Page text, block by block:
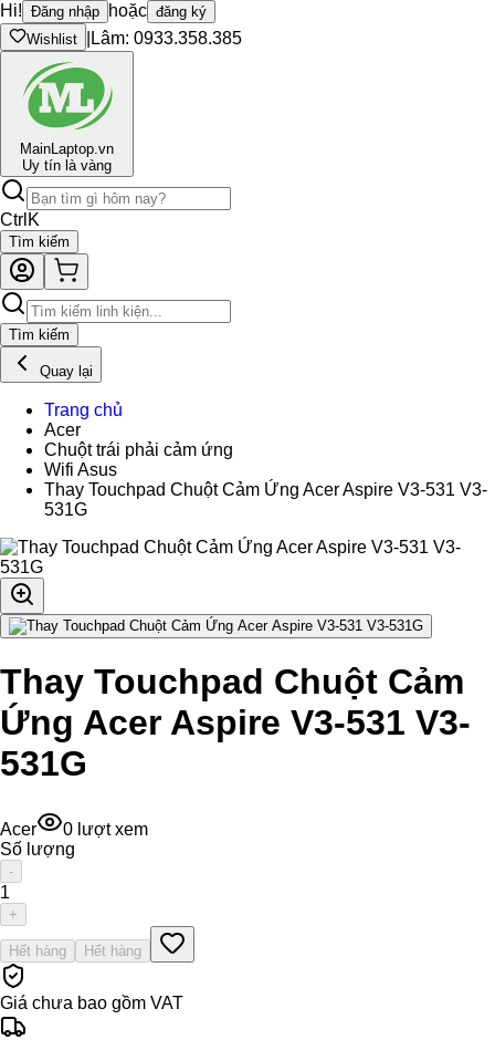
Hi! Đăng nhập hoặc đăng ký
Wishlist
Lâm: 0933.358.385
MainLaptop.vn
Uy tín là vàng
Ctrl K
Tìm kiếm
Tìm kiếm
Quay lại
Trang chủ
Acer
Chuột trái phải cảm ứng
Wifi Asus
Thay Touchpad Chuột Cảm Ứng Acer Aspire V3-531 V3-
531G
Thay Touchpad Chuột Cảm
Ứng Acer Aspire V3-531 V3-
531G
Acer 0 lượt xem
Số lượng
-
1
+
Hết hàng Hết hàng
Giá chưa bao gồm VAT